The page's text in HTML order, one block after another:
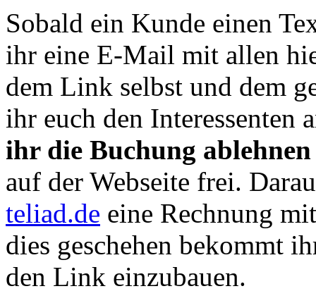
Sobald ein Kunde einen
ihr eine E-Mail mit allen
dem Link selbst und dem
ihr euch den Interessenten
ihr die Buchung ablehnen
auf der Webseite frei.
teliad.de eine Rechnung
dies geschehen bekommt
den Link einzubauen.